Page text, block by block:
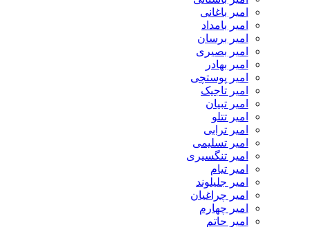
امیر باغانی
امیر بامداد
امیر برسان
امیر بصیری
امیر بهادر
امیر پوستچی
امیر تاجیک
امیر تبیان
امیر تتلو
امیر ترابی
امیر تسلیمی
امیر تنگسیری
امیر تیام
امیر جلیلوند
امیر چراغیان
امیر چهارم
امیر حاتم